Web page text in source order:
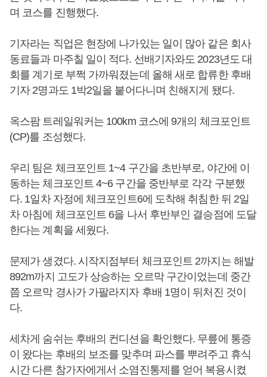
며 코스를 진행했다.
기자라는 직업은 현장에 나가있는 일이 많아 같은 회사
동료들과 마주칠 일이 적다. 선배기자와도 2023년도 대
회를 계기로 부쩍 가까워졌는데 올해 새로 합류한 후배
기자 2명과도 1박2일을 붙어다니며 친해지게 됐다.
옥스팜 트레일워커는 100km 코스에 9개의 체크포인트
(CP)를 조성했다.
우리 팀은 체크포인트 1~4 구간을 초반부로, 야간에 이
동하는 체크포인트 4~6 구간을 중반부로 각각 구분했
다. 1일차 자정에 체크포인트6에 도착해 취침한 뒤 2일
차 아침에 체크포인트 6을 나서 후반부인 결승점에 도달
한다는 계획을 세웠다.
문제가 생겼다. 시작지점부터 체크포인트 2까지는 해발
892m까지 고도가 상승하는 오르막 구간이었는데 중간
쯤 오르막 경사가 가팔라지자 후배 1명이 뒤처진 것이
다.
세차게 숨쉬는 후배의 컨디션을 확인했다. 무릎에 통증
이 왔다는 후배의 보조를 맞추며 파스를 뿌려주고 휴식
시간 다른 참가자에게서 소염진통제를 얻어 복용시켰